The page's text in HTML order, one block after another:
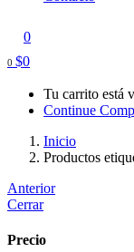
0
0 $0
Tu carrito está
Continue
Inicio
Productos
Anterior
Cerrar
Precio